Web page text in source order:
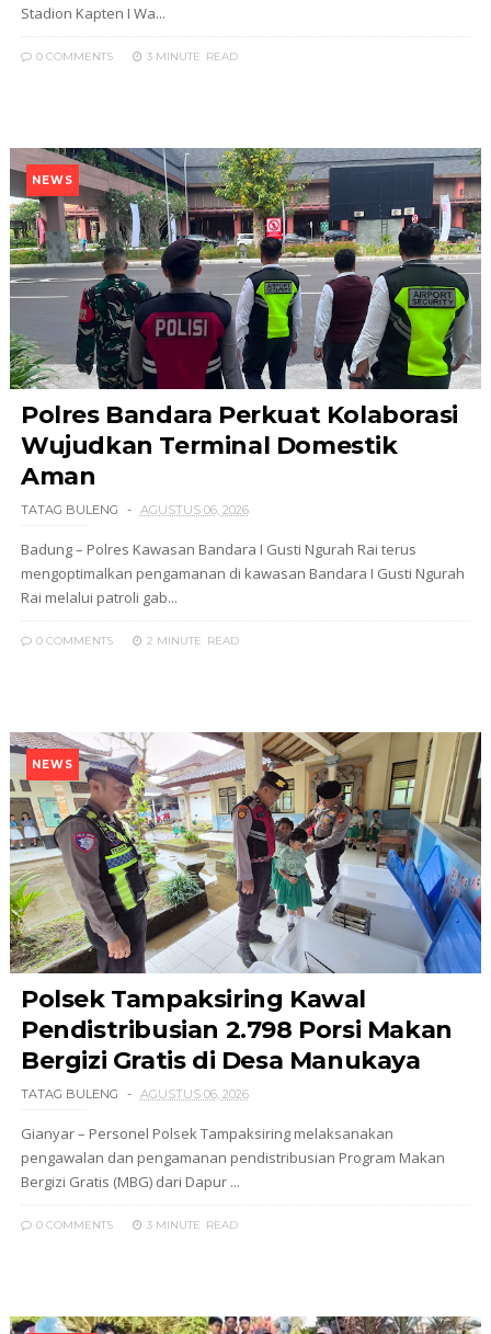
Stadion Kapten I Wa...
0 COMMENTS 3 MINUTE READ
NEWS
Polres Bandara Perkuat Kolaborasi
Wujudkan Terminal Domestik
Aman
TATAG BULENG AGUSTUS 06, 2026
Badung – Polres Kawasan Bandara I Gusti Ngurah Rai terus
mengoptimalkan pengamanan di kawasan Bandara I Gusti Ngurah
Rai melalui patroli gab...
0 COMMENTS 2 MINUTE READ
NEWS
Polsek Tampaksiring Kawal
Pendistribusian 2.798 Porsi Makan
Bergizi Gratis di Desa Manukaya
TATAG BULENG AGUSTUS 06, 2026
Gianyar – Personel Polsek Tampaksiring melaksanakan
pengawalan dan pengamanan pendistribusian Program Makan
Bergizi Gratis (MBG) dari Dapur ...
0 COMMENTS 3 MINUTE READ